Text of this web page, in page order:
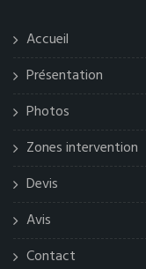
Accueil
Présentation
Photos
Zones intervention
Devis
Avis
Contact